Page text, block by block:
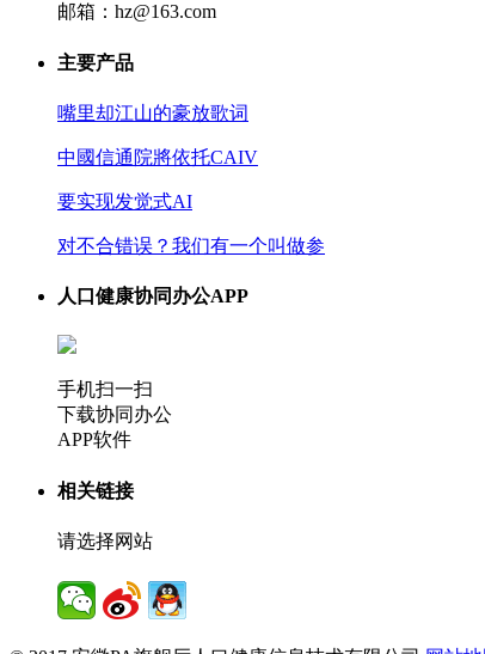
邮箱：hz@163.com
主要产品
嘴里却江山的豪放歌词
中國信通院將依托CAIV
要实现发觉式AI
对不合错误？我们有一个叫做参
人口健康协同办公APP
手机扫一扫
下载协同办公
APP软件
相关链接
请选择网站